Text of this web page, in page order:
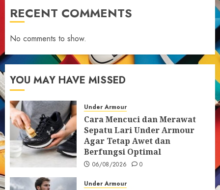
RECENT COMMENTS
No comments to show.
YOU MAY HAVE MISSED
Under Armour
Cara Mencuci dan Merawat
Sepatu Lari Under Armour
Agar Tetap Awet dan
Berfungsi Optimal
06/08/2026 0
Under Armour